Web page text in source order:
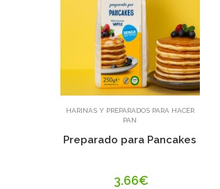
Añadir
HARINAS Y PREPARADOS PARA HACER
PAN
Preparado para Pancakes
3.66€